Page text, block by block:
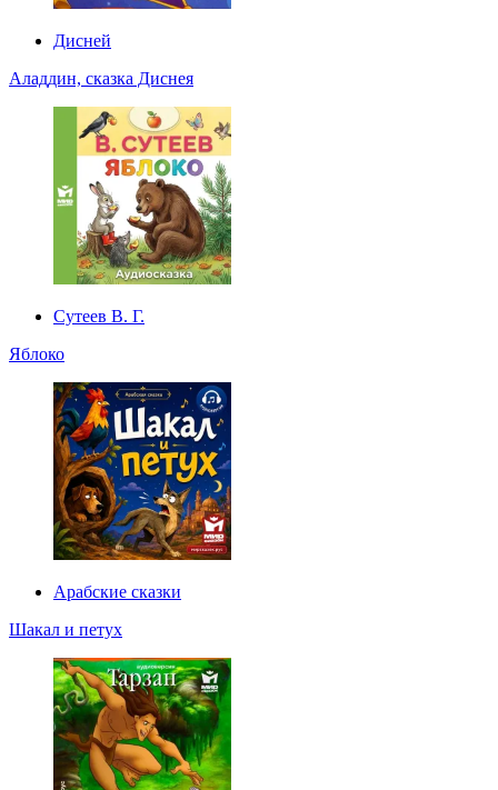
Дисней
Аладдин, сказка Диснея
Сутеев В. Г.
Яблоко
Арабские сказки
Шакал и петух